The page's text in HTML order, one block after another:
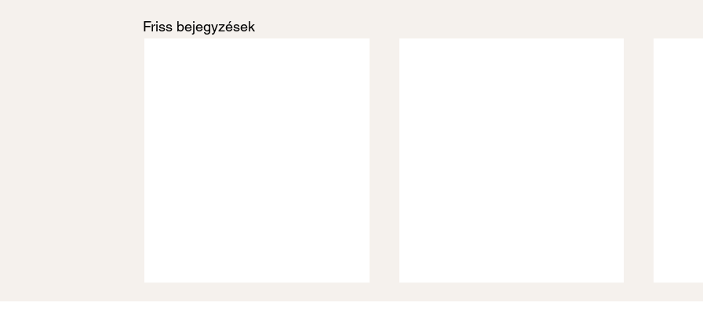
Friss bejegyzések